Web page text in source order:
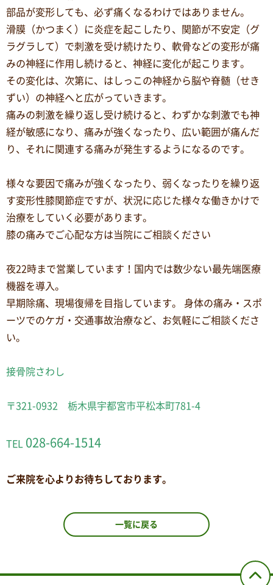
部品が変形しても、必ず痛くなるわけではありません。
滑膜（かつまく）に炎症を起こしたり、関節が不安定（グ
ラグラして）で刺激を受け続けたり、軟骨などの変形が痛
みの神経に作用し続けると、神経に変化が起こります。
その変化は、次第に、はしっこの神経から脳や脊髄（せき
ずい）の神経へと広がっていきます。
痛みの刺激を繰り返し受け続けると、わずかな刺激でも神
経が敏感になり、痛みが強くなったり、広い範囲が痛んだ
り、それに関連する痛みが発生するようになるのです。
様々な要因で痛みが強くなったり、弱くなったりを繰り返
す変形性膝関節症ですが、状況に応じた様々な働きかけで
治療をしていく必要があります。
膝の痛みでご心配な方は当院にご相談ください
夜22時まで営業しています！国内では数少ない最先端医療
機器を導入。
早期除痛、現場復帰を目指しています。 身体の痛み・スポ
ーツでのケガ・交通事故治療など、お気軽にご相談くださ
い。
接骨院さわし
〒321-0932 栃木県宇都宮市平松本町781-4
TEL 028-664-1514
ご来院を心よりお待ちしております。
一覧に戻る